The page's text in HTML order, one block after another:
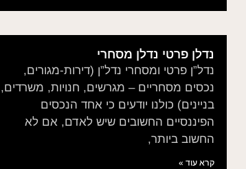
נדלן פרטי נדלן מסחרי
נדל”ן פרטי ומסחרי נדל”ן (דירות-מגורים,
נכסים מסחריים – מגרשים, חנויות, משרדים,
בניינים) כולנו יודעים כי אחד הנכסים
הפיננסיים החשובים שיש לאדם, אם לא
החשוב ביותר,
קרא עוד »